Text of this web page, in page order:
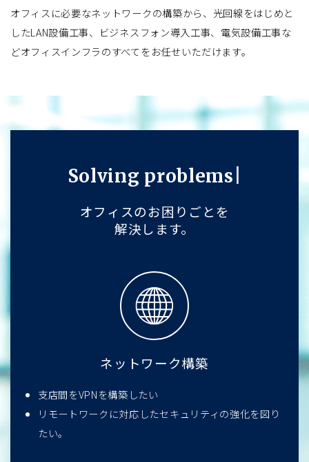
オフィスに必要なネットワークの構築から、光回線をはじめと
したLAN設備工事、ビジネスフォン導入工事、電気設備工事な
どオフィスインフラのすべてをお任せいただけます。
Solving problems
オフィスのお困りごとを
解決します。
ネットワーク構築
支店間をVPNを構築したい
リモートワークに対応したセキュリティの強化を図り
たい。